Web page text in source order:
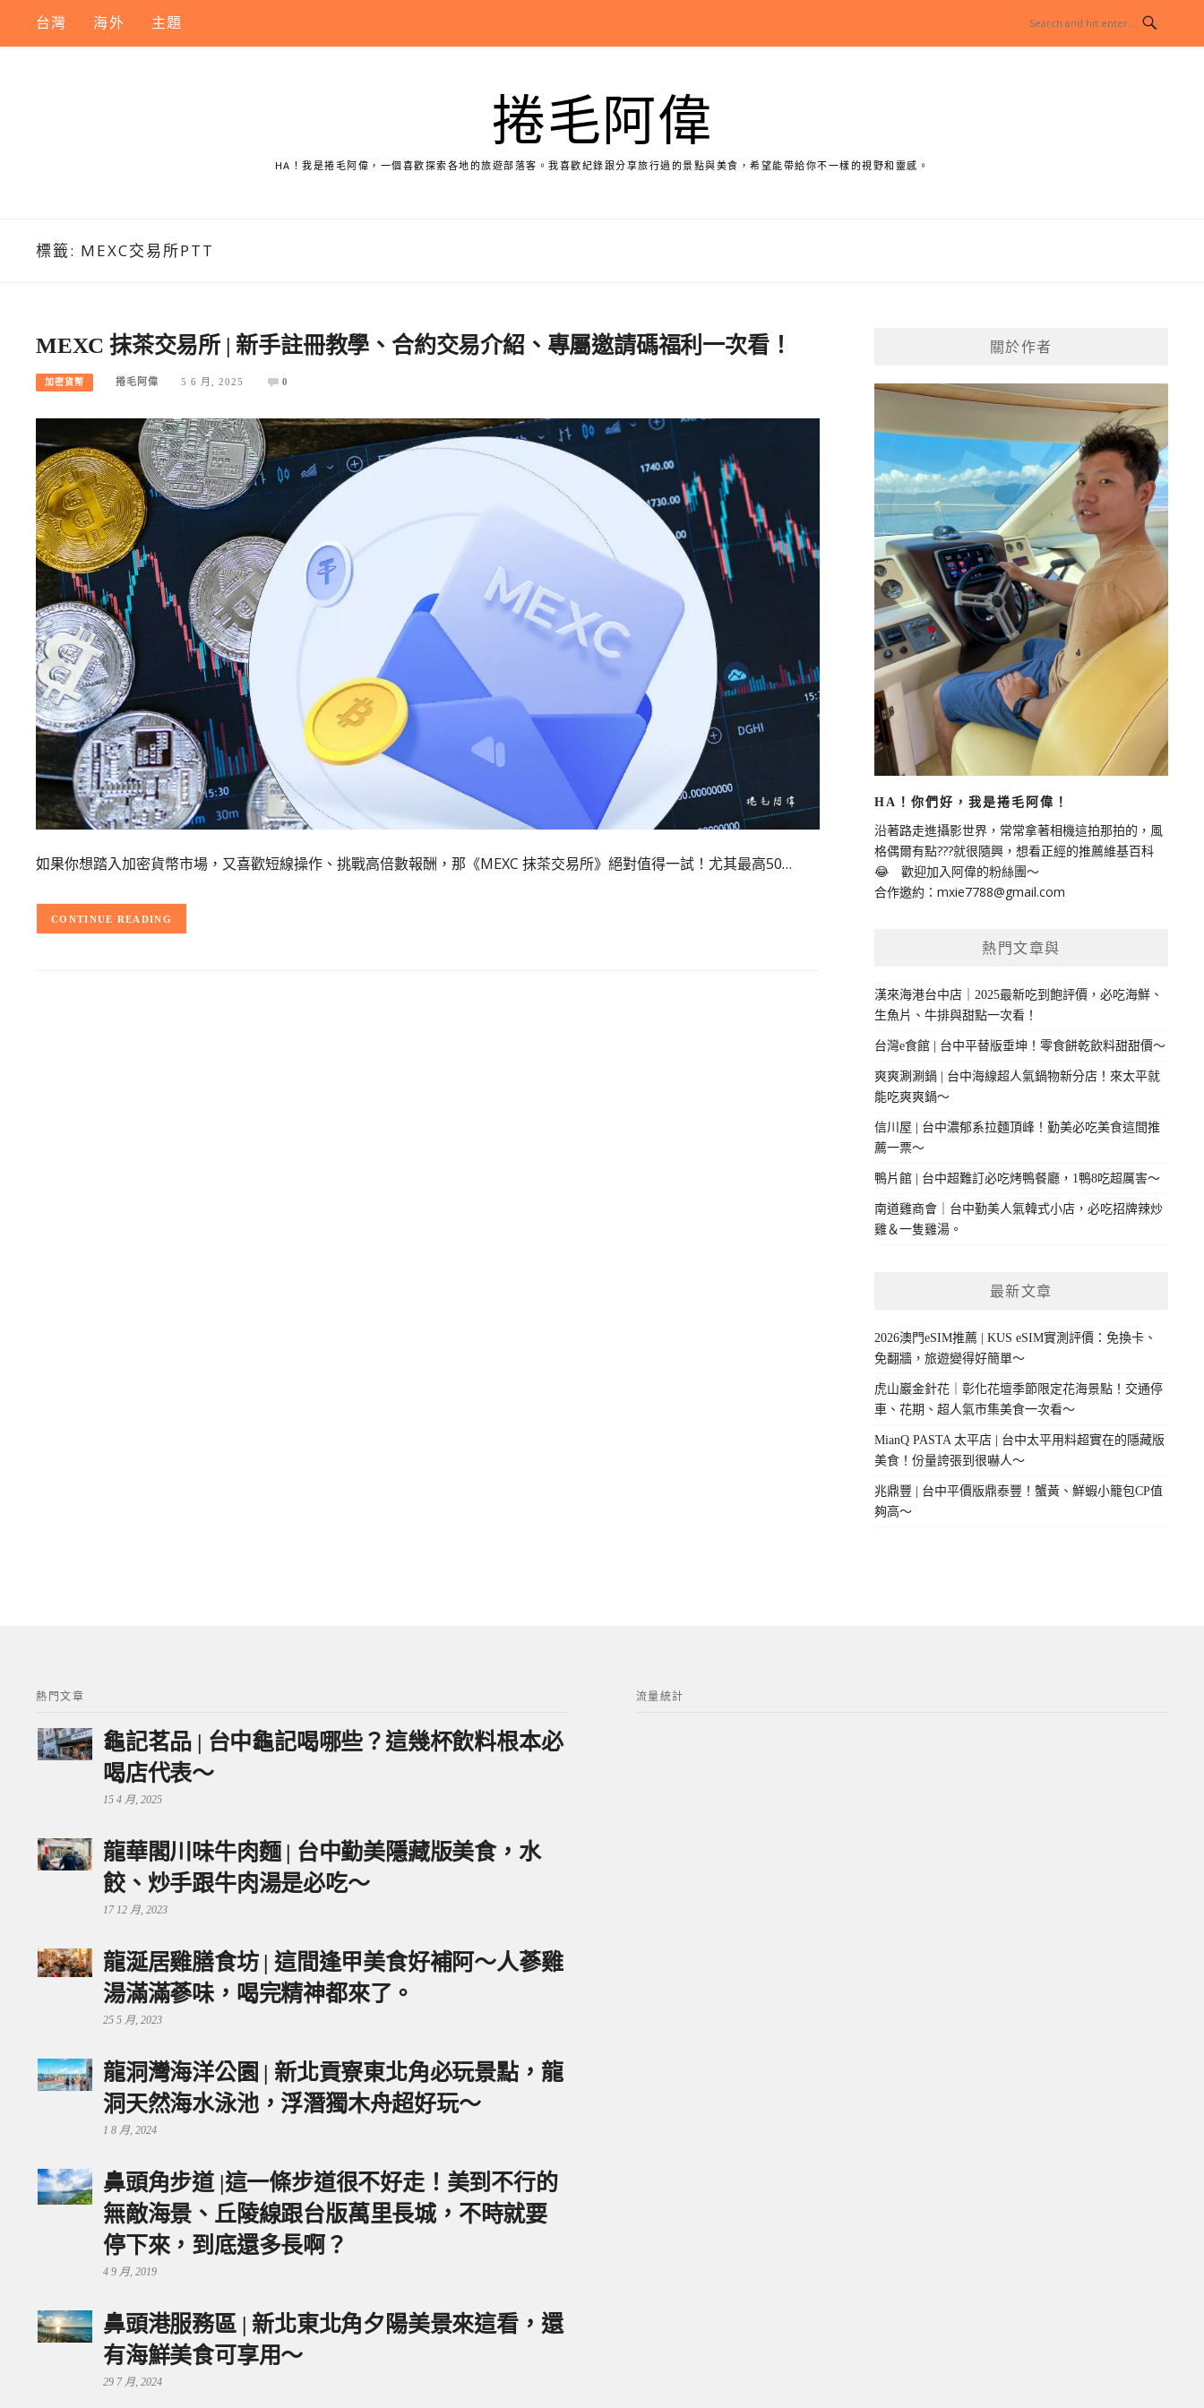
content
台灣 海外 主題
捲毛阿偉
HA！我是捲毛阿偉，一個喜歡探索各地的旅遊部落客。我喜歡紀錄跟分享旅行過的景點與美食，希望能帶給你不一樣的視野和靈感。
標籤: MEXC交易所PTT
MEXC 抹茶交易所 | 新手註冊教學、合約交易介紹、專屬邀請碼福利一次看！
加密貨幣 捲毛阿偉 5 6 月, 2025 0
如果你想踏入加密貨幣市場，又喜歡短線操作、挑戰高倍數報酬，那《MEXC 抹茶交易所》絕對值得一試！尤其最高50…
CONTINUE READING
關於作者
HA！你們好，我是捲毛阿偉！
沿著路走進攝影世界，常常拿著相機這拍那拍的，風
格偶爾有點???就很隨興，想看正經的推薦維基百科
😂 歡迎加入阿偉的粉絲團～
合作邀約： mxie7788@gmail.com
熱門文章與
漢來海港台中店｜2025最新吃到飽評價，必吃海鮮、
生魚片、牛排與甜點一次看！
台灣e食館 | 台中平替版垂坤！零食餅乾飲料甜甜價～
爽爽涮涮鍋 | 台中海線超人氣鍋物新分店！來太平就
能吃爽爽鍋～
信川屋 | 台中濃郁系拉麵頂峰！勤美必吃美食這間推
薦一票～
鴨片館 | 台中超難訂必吃烤鴨餐廳，1鴨8吃超厲害～
南道雞商會｜台中勤美人氣韓式小店，必吃招牌辣炒
雞＆一隻雞湯。
最新文章
2026澳門eSIM推薦 | KUS eSIM實測評價：免換卡、
免翻牆，旅遊變得好簡單～
虎山巖金針花｜彰化花壇季節限定花海景點！交通停
車、花期、超人氣市集美食一次看～
MianQ PASTA 太平店 | 台中太平用料超實在的隱藏版
美食！份量誇張到很嚇人～
兆鼎豐 | 台中平價版鼎泰豐！蟹黃、鮮蝦小籠包CP值
夠高～
熱門文章
龜記茗品 | 台中龜記喝哪些？這幾杯飲料根本必
喝店代表～
15 4 月, 2025
龍華閣川味牛肉麵 | 台中勤美隱藏版美食，水
餃、炒手跟牛肉湯是必吃～
17 12 月, 2023
龍涎居雞膳食坊 | 這間逢甲美食好補阿～人蔘雞
湯滿滿蔘味，喝完精神都來了。
25 5 月, 2023
龍洞灣海洋公園 | 新北貢寮東北角必玩景點，龍
洞天然海水泳池，浮潛獨木舟超好玩～
1 8 月, 2024
鼻頭角步道 |這一條步道很不好走！美到不行的
無敵海景、丘陵線跟台版萬里長城，不時就要
停下來，到底還多長啊？
4 9 月, 2019
鼻頭港服務區 | 新北東北角夕陽美景來這看，還
有海鮮美食可享用～
29 7 月, 2024
流量統計